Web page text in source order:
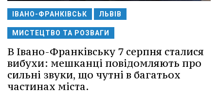
ІВАНО-ФРАНКІВСЬК ЛЬВІВ
МИСТЕЦТВО ТА РОЗВАГИ
В Івано-Франківську 7 серпня сталися
вибухи: мешканці повідомляють про
сильні звуки, що чутні в багатьох
частинах міста.